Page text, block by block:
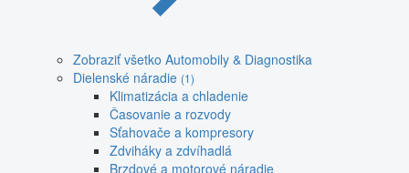
Zobraziť všetko Automobily & Diagnostika
Dielenské náradie (1)
Klimatizácia a chladenie
Časovanie a rozvody
Sťahovače a kompresory
Zdviháky a zdvíhadlá
Brzdové a motorové náradie